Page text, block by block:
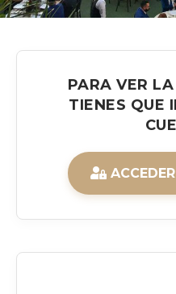
PARA VER
TIENES QUE